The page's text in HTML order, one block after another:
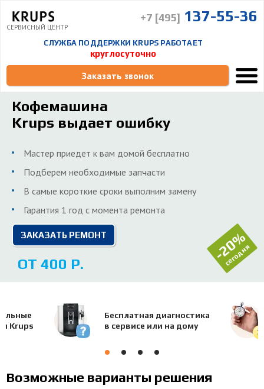
СЕРВИСНЫЙ ЦЕНТР
СЛУЖБА ПОДДЕРЖКИ KRUPS РАБОТАЕТ
круглосуточно
Заказать звонок
+7 [495] 137-55-36
Кофемашина
Krups выдает ошибку
Мастер приедет к вам домой бесплатно
Подберем необходимые запчасти
В самые короткие сроки выполним замену
Гарантия 1 год с момента ремонта
-20%
сегодня
ЗАКАЗАТЬ РЕМОНТ
ОТ 400 Р.
Krups
Бесплатная диагностика
в сервисе или на дому
Возможные варианты решения